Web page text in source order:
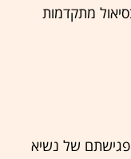
ובסיאול מתקדמות
של נשיא